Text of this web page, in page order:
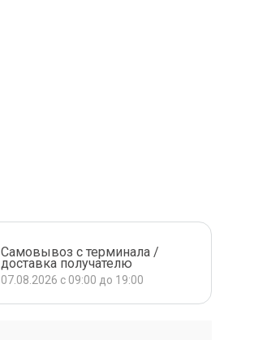
Самовывоз с терминала /
доставка получателю
07.08.2026 с 09:00 до 19:00